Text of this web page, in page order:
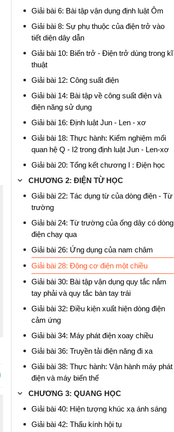
Giải bài 6: Bài tập vận dụng định luật Ôm
Giải bài 8: Sự phụ thuộc của điện trở vào
tiết diện dây dẫn
Giải bài 10: Biến trở - Điện trở dùng trong kĩ
thuật
Giải bài 12: Công suất điện
Giải bài 14: Bài tập về công suất điện và
điện năng sử dụng
Giải bài 16: Định luật Jun - Len - xơ
Giải bài 18: Thực hành: Kiểm nghiệm mối
quan hệ Q - I2 trong định luật Jun - Len-xơ
Giải bài 20: Tổng kết chương I : Điện học
CHƯƠNG 2: ĐIỆN TỪ HỌC
Giải bài 22: Tác dụng từ của dòng điện - Từ
trường
Giải bài 24: Từ trường của ống dây có dòng
điện chạy qua
Giải bài 26: Ứng dụng của nam châm
Giải bài 28: Động cơ điện một chiều
Giải bài 30: Bài tập vận dụng quy tắc nắm
tay phải và quy tắc bàn tay trái
Giải bài 32: Điều kiện xuất hiện dòng điện
cảm ứng
Giải bài 34: Máy phát điện xoay chiều
Giải bài 36: Truyền tải điện năng đi xa
Giải bài 38: Thực hành: Vận hành máy phát
điện và máy biến thế
CHƯƠNG 3: QUANG HỌC
Giải bài 40: Hiện tượng khúc xạ ánh sáng
Giải bài 42: Thấu kính hội tụ